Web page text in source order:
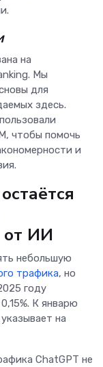
на
Мы
для
здесь.
чтобы помочь
и
от ИИ
небольшую
трафика, но
году
К январю
на
ChatGPT не